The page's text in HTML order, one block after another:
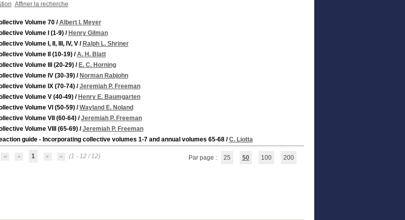
Affiner la recherche
Volume 70/Albert I. Meyer
Volume I (1-9)/ Henry Gilman
Volume I, II, III, IV, V/ Ralph L. Shriner
Volume II (10-19)/A. H. Blatt
Volume III (20-29)/ E. C. Horning
Volume IV (30-39)/ Norman Rabjohn
Volume IX (70-74)/Jeremiah P. Freeman
Volume V (40-49)/ Henry E. Baumgarten
Volume VI (50-59)/Wayland E. Noland
Volume VII (60-64)/Jeremiah P. Freeman
Volume VIII (65-69)/Jeremiah P. Freeman
guide - Incorporating collective volumes 1-7 and annual volumes 65-68/C. Liotta
1 (1 - 12 / 12) Par page : 25 50 100 200